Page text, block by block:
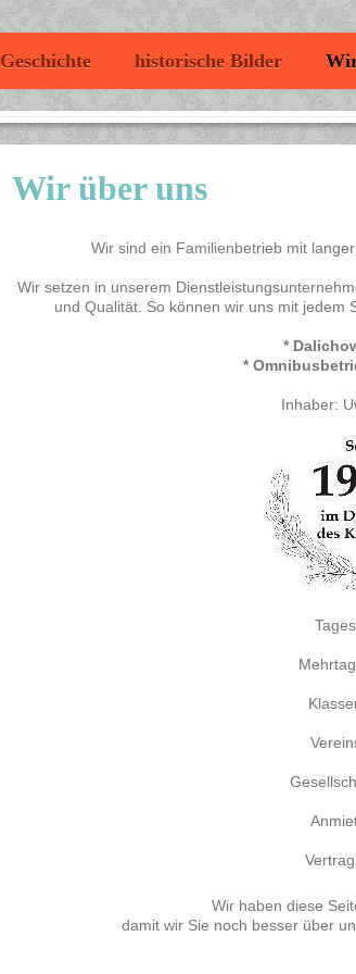
Geschichte historische Bilder
Wir über uns
Wir sind ein Familienbetrieb mit
Wir setzen in unserem
und Qualität. So können wir uns mit jedem
*
*
Inhaber:
Wir haben diese
damit wir Sie noch besser über